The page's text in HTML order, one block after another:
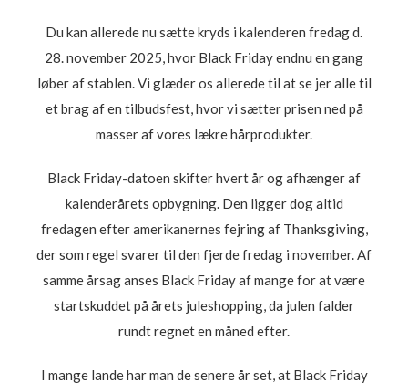
Du kan allerede nu sætte kryds i kalenderen fredag d.
28. november 2025, hvor Black Friday endnu en gang
løber af stablen. Vi glæder os allerede til at se jer alle til
et brag af en tilbudsfest, hvor vi sætter prisen ned på
masser af vores lækre hårprodukter.
Black Friday-datoen skifter hvert år og afhænger af
kalenderårets opbygning. Den ligger dog altid
fredagen efter amerikanernes fejring af Thanksgiving,
der som regel svarer til den fjerde fredag i november. Af
samme årsag anses Black Friday af mange for at være
startskuddet på årets juleshopping, da julen falder
rundt regnet en måned efter.
I mange lande har man de senere år set, at Black Friday